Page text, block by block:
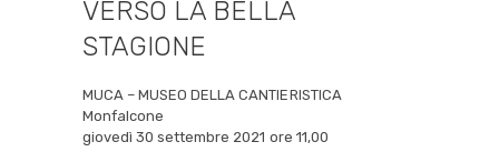
VERSO LA BELLA
STAGIONE
MUCA – MUSEO DELLA CANTIERISTICA
Monfalcone
giovedì 30 settembre 2021 ore 11,00